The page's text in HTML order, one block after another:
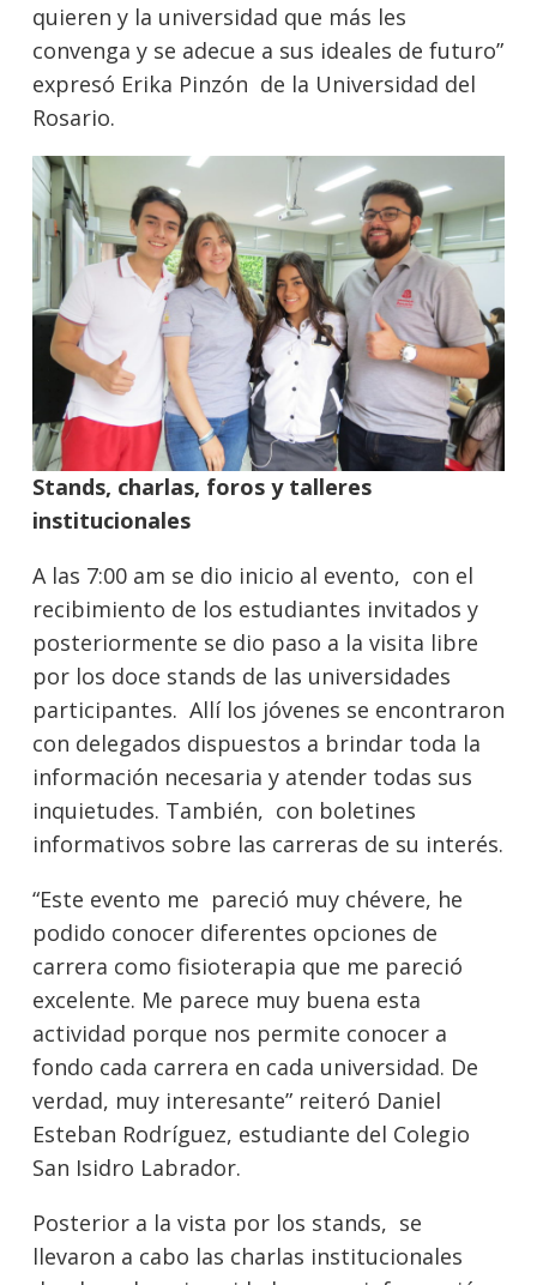
quieren y la universidad que más les
convenga y se adecue a sus ideales de futuro”
expresó Erika Pinzón de la Universidad del
Rosario.
Stands, charlas, foros y talleres
institucionales
A las 7:00 am se dio inicio al evento, con el
recibimiento de los estudiantes invitados y
posteriormente se dio paso a la visita libre
por los doce stands de las universidades
participantes. Allí los jóvenes se encontraron
con delegados dispuestos a brindar toda la
información necesaria y atender todas sus
inquietudes. También, con boletines
informativos sobre las carreras de su interés.
“Este evento me pareció muy chévere, he
podido conocer diferentes opciones de
carrera como fisioterapia que me pareció
excelente. Me parece muy buena esta
actividad porque nos permite conocer a
fondo cada carrera en cada universidad. De
verdad, muy interesante” reiteró Daniel
Esteban Rodríguez, estudiante del Colegio
San Isidro Labrador.
Posterior a la vista por los stands, se
llevaron a cabo las charlas institucionales